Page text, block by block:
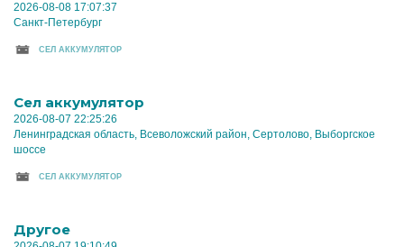
2026-08-08 17:07:37
Санкт-Петербург
CЕЛ АККУМУЛЯТОР
Cел аккумулятор
2026-08-07 22:25:26
Ленинградская область, Всеволожский район, Сертолово, Выборгское
шоссе
CЕЛ АККУМУЛЯТОР
Другое